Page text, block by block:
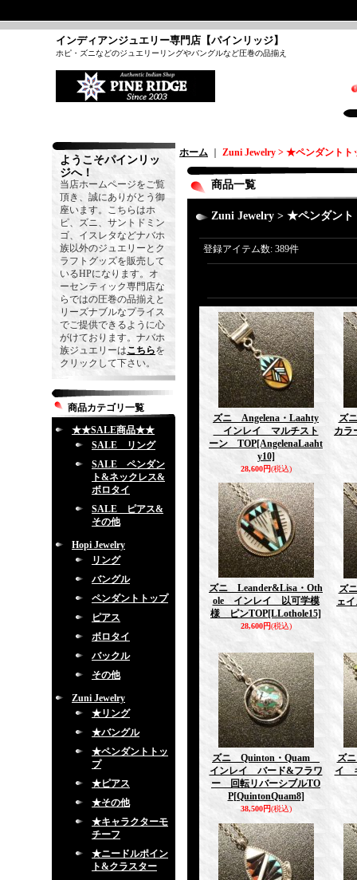
インディアンジュエリー専門店【パインリッジ】
ホピ・ズニなどのジュエリーリングやバングルなど圧巻の品揃え
ようこそパインリッ
ジへ！
当店ホームページをご覧
頂き、誠にありがとう御
座います。こちらはホ
ピ、ズニ、サントドミン
ゴ、イスレタなどナバホ
族以外のジュエリーとク
ラフトグッズを販売して
いるHPになります。オ
ーセンティック専門店な
らではの圧巻の品揃えと
リーズナブルなプライス
でご提供できるように心
がけております。ナバホ
族ジュエリーはこちらを
クリックして下さい。
商品カテゴリ一覧
★★SALE商品★★
SALE リング
SALE ペンダン
ト&ネックレス&
ボロタイ
SALE ピアス&
その他
Hopi Jewelry
リング
バングル
ペンダントトップ
ピアス
ボロタイ
バックル
その他
Zuni Jewelry
★リング
★バングル
★ペンダントトッ
プ
★ピアス
★その他
★キャラクターモ
チーフ
★ニードルポイン
ト&クラスター
ホーム Zuni Jewelry > ★ペンダントト
商品一覧
Zuni Jewelry > ★ペンダント
登録アイテム数: 389件
ズニ Angelena・Laahty
インレイ マルチスト
ーン TOP[AngelenaLaaht
y10]
28,600円(税込)
ズ
カラ
ズニ Leander&Lisa・Oth
ole インレイ 以可学模
様 ピンTOP[LLothole15]
28,600円(税込)
ズ
ェ
ズニ Quinton・Quam
インレイ バード&フラワ
ー 回転リバーシブルTO
P[QuintonQuam8]
38,500円(税込)
ズ
イ